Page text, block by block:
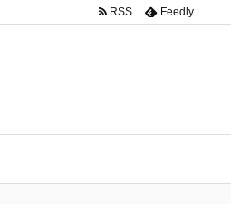
RSS Feedly